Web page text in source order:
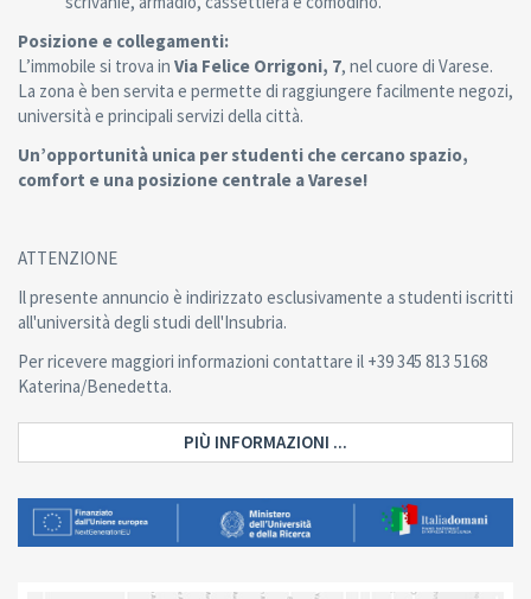
Posizione e collegamenti:
L’immobile si trova in Via Felice Orrigoni, 7, nel cuore di Varese.
La zona è ben servita e permette di raggiungere facilmente negozi,
università e principali servizi della città.
Un’opportunità unica per studenti che cercano spazio,
comfort e una posizione centrale a Varese!
ATTENZIONE
Il presente annuncio è indirizzato esclusivamente a studenti iscritti
all'università degli studi dell'Insubria.
Per ricevere maggiori informazioni contattare il +39 345 813 5168
Katerina/Benedetta.
PIÙ INFORMAZIONI ...